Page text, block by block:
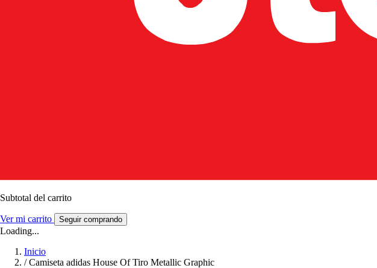
Subtotal del carrito
Ver mi carrito Seguir comprando
Loading...
Inicio
/ Camiseta adidas House Of Tiro Metallic Graphic